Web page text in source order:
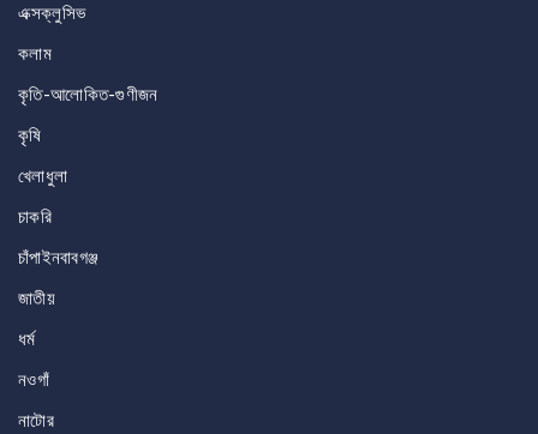
এক্সক্লুসিভ
কলাম
কৃতি-আলোকিত-গুণীজন
কৃষি
খেলাধুলা
চাকরি
চাঁপাইনবাবগঞ্জ
জাতীয়
ধর্ম
নওগাঁ
নাটোর